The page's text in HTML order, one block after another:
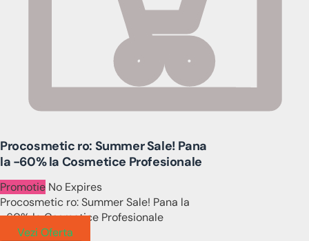
Procosmetic ro: Summer Sale! Pana
la -60% la Cosmetice Profesionale
Promotie No Expires
Procosmetic ro: Summer Sale! Pana la
-60% la Cosmetice Profesionale
Vezi Oferta